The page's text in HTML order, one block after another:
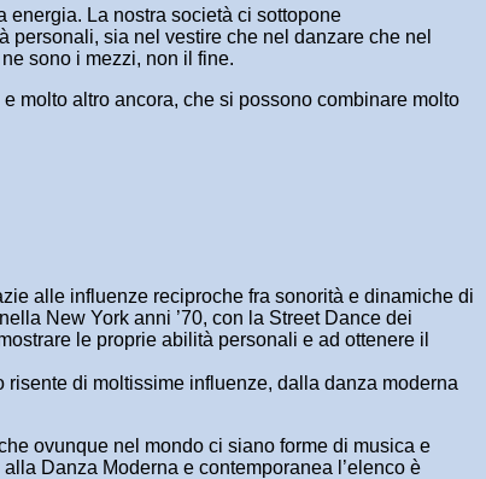
energia. La nostra società ci sottopone
sia nel vestire che nel danzare che nel
sono i mezzi, non il fine.
molto altro ancora, che si possono combinare molto
alle influenze reciproche fra sonorità e dinamiche di
New York anni ’70, con la Street Dance dei
le proprie abilità personali e ad ottenere il
di moltissime influenze, dalla danza moderna
ovunque nel mondo ci siano forme di musica e
Danza Moderna e contemporanea l’elenco è